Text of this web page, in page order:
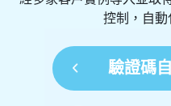
驗證碼